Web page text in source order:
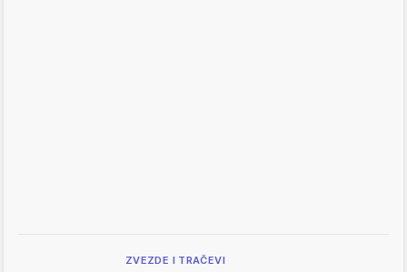
ZVEZDE I TRAČEVI